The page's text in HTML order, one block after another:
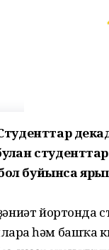
буйынса
һәм башҡа